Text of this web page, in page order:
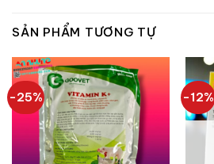
SẢN PHẨM TƯƠNG TỰ
-25% -12%